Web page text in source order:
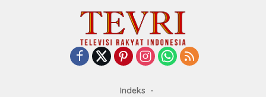
Indeks